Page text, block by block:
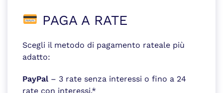
PAGA A RATE
Scegli il metodo di pagamento rateale più
adatto:
PayPal – 3 rate senza interessi o fino a 24
rate con interessi.*